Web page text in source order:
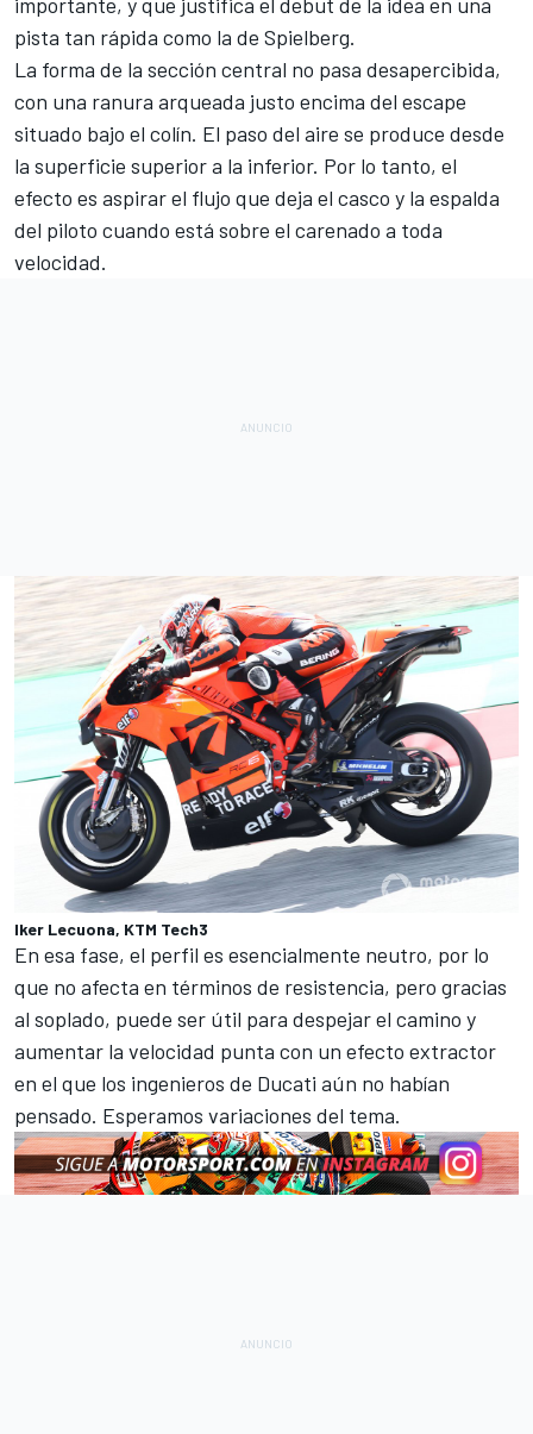
pista tan rápida como la de Spielberg.
La forma de la sección central no pasa desapercibida,
con una ranura arqueada justo encima del escape
situado bajo el colín. El paso del aire se produce desde
la superficie superior a la inferior. Por lo tanto, el
efecto es aspirar el flujo que deja el casco y la espalda
del piloto cuando está sobre el carenado a toda
velocidad.
Iker Lecuona, KTM Tech3
En esa fase, el perfil es esencialmente neutro, por lo
que no afecta en términos de resistencia, pero gracias
al soplado, puede ser útil para despejar el camino y
aumentar la velocidad punta con un efecto extractor
en el que los ingenieros de Ducati aún no habían
pensado. Esperamos variaciones del tema.